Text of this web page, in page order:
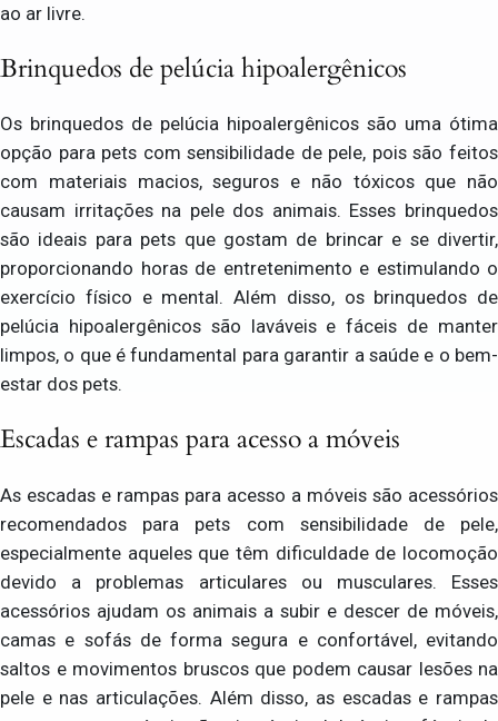
ao ar livre.
Brinquedos de pelúcia hipoalergênicos
Os brinquedos de pelúcia hipoalergênicos são uma ótima
opção para pets com sensibilidade de pele, pois são feitos
com materiais macios, seguros e não tóxicos que não
causam irritações na pele dos animais. Esses brinquedos
são ideais para pets que gostam de brincar e se divertir,
proporcionando horas de entretenimento e estimulando o
exercício físico e mental. Além disso, os brinquedos de
pelúcia hipoalergênicos são laváveis e fáceis de manter
limpos, o que é fundamental para garantir a saúde e o bem-
estar dos pets.
Escadas e rampas para acesso a móveis
As escadas e rampas para acesso a móveis são acessórios
recomendados para pets com sensibilidade de pele,
especialmente aqueles que têm dificuldade de locomoção
devido a problemas articulares ou musculares. Esses
acessórios ajudam os animais a subir e descer de móveis,
camas e sofás de forma segura e confortável, evitando
saltos e movimentos bruscos que podem causar lesões na
pele e nas articulações. Além disso, as escadas e rampas